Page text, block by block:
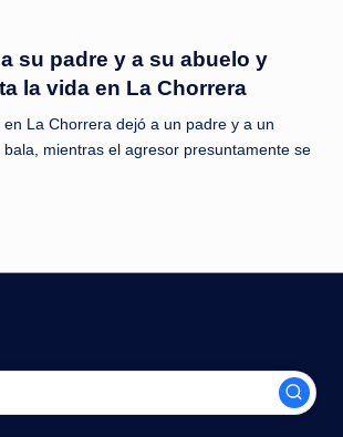
su padre y a su abuelo y
la vida en La Chorrera
en La Chorrera dejó a un padre y a un
mientras el agresor presuntamente se